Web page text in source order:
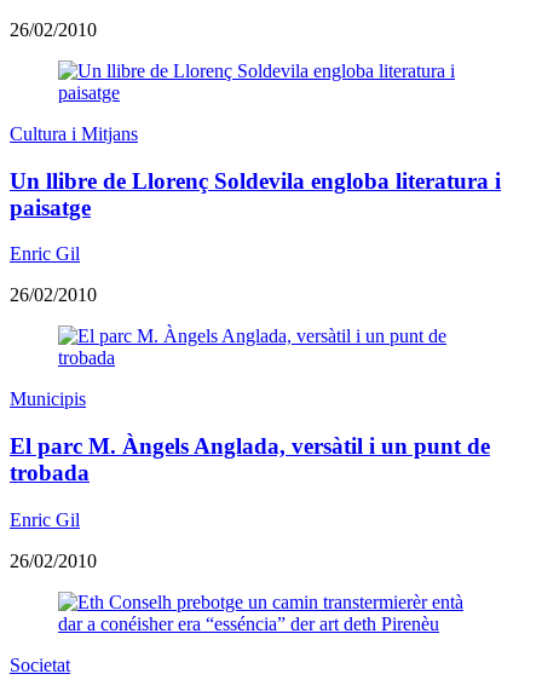
26/02/2010
Cultura i Mitjans
Un llibre de Llorenç Soldevila engloba literatura i
paisatge
Enric Gil
26/02/2010
Municipis
El parc M. Àngels Anglada, versàtil i un punt de
trobada
Enric Gil
26/02/2010
Societat